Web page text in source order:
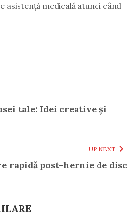
asistență medicală atunci când
tale: Idei creative și
UP NEXT
rapidă post-hernie de disc